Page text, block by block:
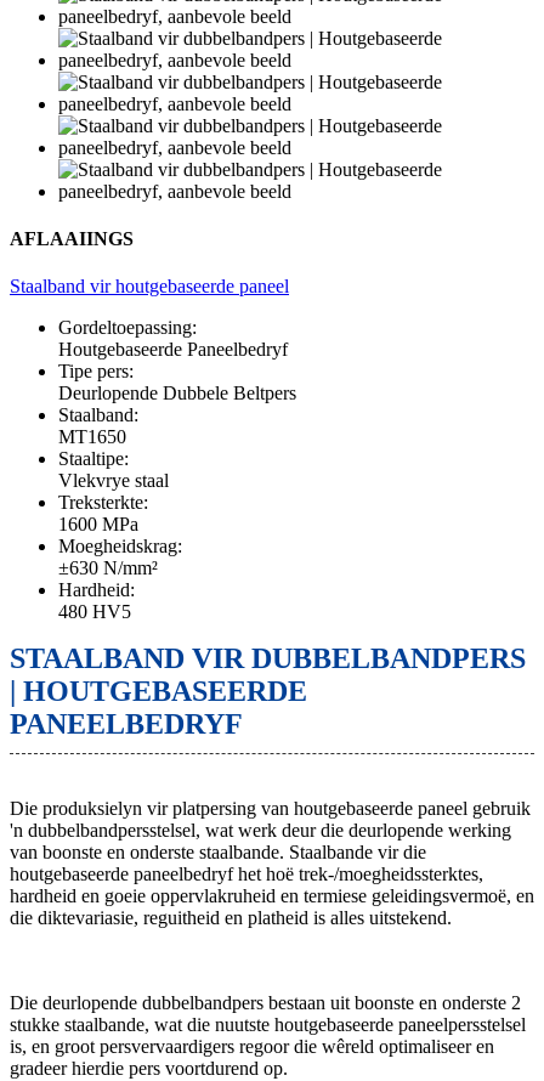
AFLAAIINGS
Staalband vir houtgebaseerde paneel
Gordeltoepassing:
Houtgebaseerde Paneelbedryf
Tipe pers:
Deurlopende Dubbele Beltpers
Staalband:
MT1650
Staaltipe:
Vlekvrye staal
Treksterkte:
1600 MPa
Moegheidskrag:
±630 N/mm²
Hardheid:
480 HV5
STAALBAND VIR DUBBELBANDPERS
| HOUTGEBASEERDE
PANEELBEDRYF
Die produksielyn vir platpersing van houtgebaseerde paneel gebruik
'n dubbelbandpersstelsel, wat werk deur die deurlopende werking
van boonste en onderste staalbande. Staalbande vir die
houtgebaseerde paneelbedryf het hoë trek-/moegheidssterktes,
hardheid en goeie oppervlakruheid en termiese geleidingsvermoë, en
die diktevariasie, reguitheid en platheid is alles uitstekend.
Die deurlopende dubbelbandpers bestaan ​​uit boonste en onderste 2
stukke staalbande, wat die nuutste houtgebaseerde paneelpersstelsel
is, en groot persvervaardigers regoor die wêreld optimaliseer en
gradeer hierdie pers voortdurend op.